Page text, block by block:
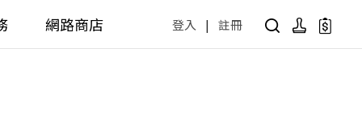
網路商店 登入 | 註冊